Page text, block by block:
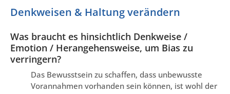
Denkweisen & Haltung verändern
Was braucht es hinsichtlich Denkweise /
Emotion / Herangehensweise, um Bias zu
verringern?
Das Bewusstsein zu schaffen, dass unbewusste
Vorannahmen vorhanden sein können, ist wohl der